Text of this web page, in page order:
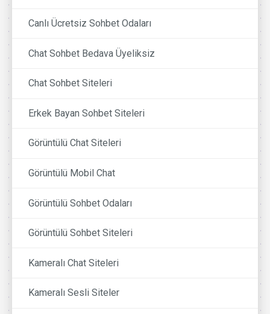
Canlı Ücretsiz Sohbet Odaları
Chat Sohbet Bedava Üyeliksiz
Chat Sohbet Siteleri
Erkek Bayan Sohbet Siteleri
Görüntülü Chat Siteleri
Görüntülü Mobil Chat
Görüntülü Sohbet Odaları
Görüntülü Sohbet Siteleri
Kameralı Chat Siteleri
Kameralı Sesli Siteler